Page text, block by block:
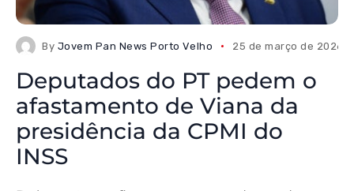
By Jovem Pan News Porto Velho 25 de março de 2026
Deputados do PT pedem o
afastamento de Viana da
presidência da CPMI do
INSS